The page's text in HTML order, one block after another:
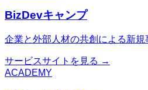
BizDevキャンプ
企業と外部人材の共創による新規
サービスサイトを見る →
ACADEMY